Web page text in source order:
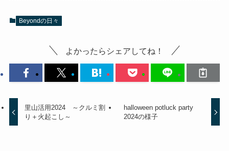
Beyondの日々
よかったらシェアしてね！
里山活用2024 ～クルミ割
り＋火起こし～
halloween potluck party
2024の様子